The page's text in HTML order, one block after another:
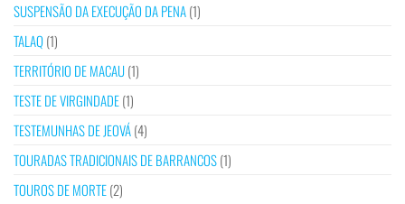
SUSPENSÃO DA EXECUÇÃO DA PENA(1)
TALAQ(1)
TERRITÓRIO DE MACAU(1)
TESTE DE VIRGINDADE(1)
TESTEMUNHAS DE JEOVÁ(4)
TOURADAS TRADICIONAIS DE BARRANCOS(1)
TOUROS DE MORTE(2)